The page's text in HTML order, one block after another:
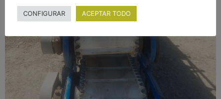
CONFIGURAR ACEPTAR TODO